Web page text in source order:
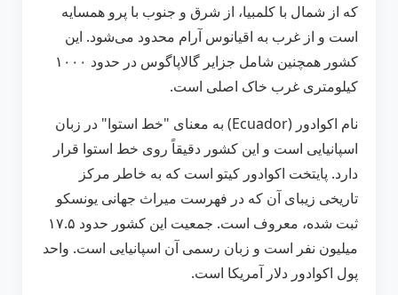
که از شمال با کلمبیا، از شرق و جنوب با پرو همسایه
است و از غرب به اقیانوس آرام محدود می‌شود. این
کشور همچنین شامل جزایر گالاپاگوس در حدود ۱۰۰۰
کیلومتری غرب خاک اصلی است.
نام اکوادور (Ecuador) به معنای "خط استوا" در زبان
اسپانیایی است و این کشور دقیقاً روی خط استوا قرار
دارد. پایتخت اکوادور کیتو است که به خاطر مرکز
تاریخی زیبای آن که در فهرست میراث جهانی یونسکو
ثبت شده، معروف است. جمعیت این کشور حدود ۱۷.۵
میلیون نفر است و زبان رسمی آن اسپانیایی است. واحد
پول اکوادور دلار آمریکا است.